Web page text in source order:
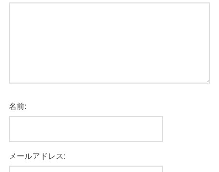
名前:
メールアドレス: